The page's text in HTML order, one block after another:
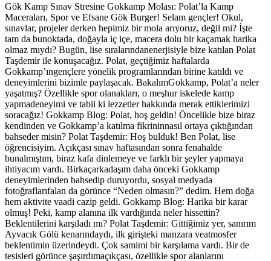
Gök Kamp Sınav Stresine Gokkamp Molası: Polat’la Kamp
Maceraları, Spor ve Efsane Gök Burger! Selam gençler! Okul,
sınavlar, projeler derken hepimiz bir mola arıyoruz, değil mi? İşte
tam da bunoktada, doğayla iç içe, macera dolu bir kaçamak harika
olmaz mıydı? Bugün, lise sıralarındanenerjisiyle bize katılan Polat
Taşdemir ile konuşacağız. Polat, geçtiğimiz haftalarda
Gokkamp’ıngençlere yönelik programlarından birine katıldı ve
deneyimlerini bizimle paylaşacak. BakalımGokkamp, Polat’a neler
yaşatmış? Özellikle spor olanakları, o meşhur iskelede kamp
yapmadeneyimi ve tabii ki lezzetler hakkında merak ettiklerimizi
soracağız! Gokkamp Blog: Polat, hoş geldin! Öncelikle bize biraz
kendinden ve Gokkamp’a katılma fikrininnasıl ortaya çıktığından
bahseder misin? Polat Taşdemir: Hoş bulduk! Ben Polat, lise
öğrencisiyim. Açıkçası sınav haftasından sonra fenahalde
bunalmıştım, biraz kafa dinlemeye ve farklı bir şeyler yapmaya
ihtiyacım vardı. Birkaçarkadaşım daha önceki Gokkamp
deneyimlerinden bahsedip duruyordu, sosyal medyada
fotoğraflarıfalan da görünce “Neden olmasın?” dedim. Hem doğa
hem aktivite vaadi cazip geldi. Gokkamp Blog: Harika bir karar
olmuş! Peki, kamp alanına ilk vardığında neler hissettin?
Beklentilerini karşıladı mı? Polat Taşdemir: Gittiğimiz yer, sanırım
Ayvacık Gölü kenarındaydı, ilk girişteki manzara veatmosfer
beklentimin üzerindeydi. Çok samimi bir karşılama vardı. Bir de
tesisleri görünce şaşırdımaçıkçası, özellikle spor alanlarını